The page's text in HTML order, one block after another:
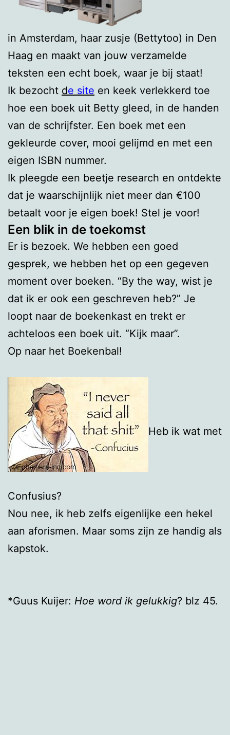
in Amsterdam, haar zusje (Bettytoo) in Den
Haag en maakt van jouw verzamelde
teksten een echt boek, waar je bij staat!
Ik bezocht de site en keek verlekkerd toe
hoe een boek uit Betty gleed, in de handen
van de schrijfster. Een boek met een
gekleurde cover, mooi gelijmd en met een
eigen ISBN nummer.
Ik pleegde een beetje research en ontdekte
dat je waarschijnlijk niet meer dan €100
betaalt voor je eigen boek! Stel je voor!
Een blik in de toekomst
Er is bezoek. We hebben een goed
gesprek, we hebben het op een gegeven
moment over boeken. “By the way, wist je
dat ik er ook een geschreven heb?” Je
loopt naar de boekenkast en trekt er
achteloos een boek uit. “Kijk maar”.
Op naar het Boekenbal!
Heb ik wat met
Confusius?
Nou nee, ik heb zelfs eigenlijke een hekel
aan aforismen. Maar soms zijn ze handig als
kapstok.
*Guus Kuijer: Hoe word ik gelukkig? blz 45.